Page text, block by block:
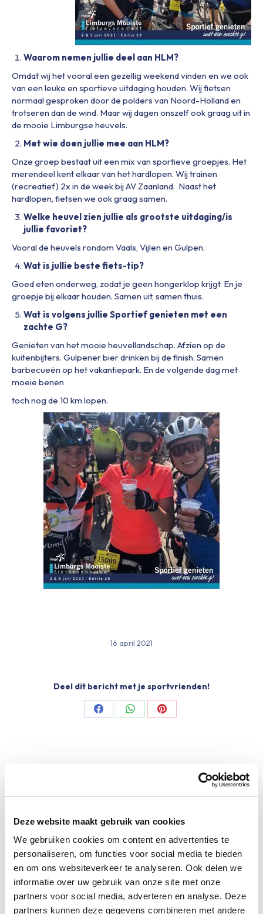
Deze website maakt gebruik van cookies
We gebruiken cookies om content en advertenties te
personaliseren, om functies voor social media te bieden
en om ons websiteverkeer te analyseren. Ook delen we
informatie over uw gebruik van onze site met onze
partners voor social media, adverteren en analyse. Deze
partners kunnen deze gegevens combineren met andere
Waarom nemen jullie deel aan HLM?
Omdat wij het vooral een gezellig weekend vinden en we ook
van een leuke en sportieve uitdaging houden. Wij fietsen
normaal gesproken door de polders van Noord-Holland en
trotseren dan de wind. Maar wij dagen onszelf ook graag uit in
de mooie Limburgse heuvels.
Met wie doen jullie mee aan HLM?
Onze groep bestaat uit een mix van sportieve groepjes. Het
merendeel kent elkaar van het hardlopen. Wij trainen
(recreatief) 2x in de week bij AV Zaanland. Naast het
hardlopen, fietsen we ook graag samen.
Welke heuvel zien jullie als grootste uitdaging/is
jullie favoriet?
Vooral de heuvels rondom Vaals, Vijlen en Gulpen.
Wat is jullie beste fiets-tip?
Goed eten onderweg, zodat je geen hongerklop krijgt. En je
groepje bij elkaar houden. Samen uit, samen thuis.
Wat is volgens jullie Sportief genieten met een
zachte G?
Genieten van het mooie heuvellandschap. Afzien op de
kuitenbijters. Gulpener bier drinken bij de finish. Samen
barbecueën op het vakantiepark. En de volgende dag met
moeie benen
toch nog de 10 km lopen.
16 april 2021
Deel dit bericht met je sportvrienden!
Share
Share
Share
KWF
12 juni 2026
Speciale damestoiletten van Fons Bikes
tijdens Obvion Limburgs Mooiste
12 juni 2026